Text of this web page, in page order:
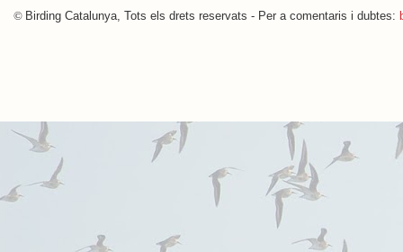
© Birding Catalunya, Tots els drets reservats - Per a comentaris i dubtes: